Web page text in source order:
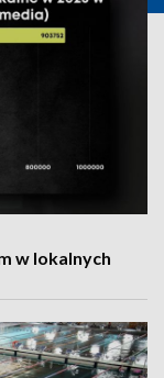
w lokalnych